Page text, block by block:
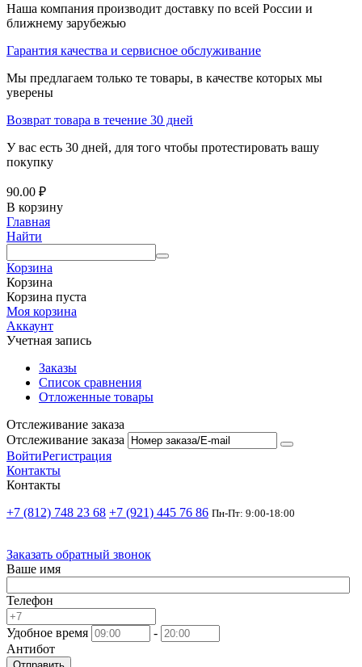
Наша компания производит доставку по всей России и
ближнему зарубежью
Гарантия качества и сервисное обслуживание
Мы предлагаем только те товары, в качестве которых мы
уверены
Возврат товара в течение 30 дней
У вас есть 30 дней, для того чтобы протестировать вашу
покупку
90.00 ₽
В корзину
Главная
Найти
Корзина
Корзина
Корзина пуста
Моя корзина
Аккаунт
Учетная запись
Заказы
Список сравнения
Отложенные товары
Отслеживание заказа
Отслеживание заказа
ВойтиРегистрация
Контакты
Контакты
+7 (812) 748 23 68 +7 (921) 445 76 86 Пн-Пт: 9:00-18:00
Заказать обратный звонок
Ваше имя
Телефон
Удобное время
-
Антибот